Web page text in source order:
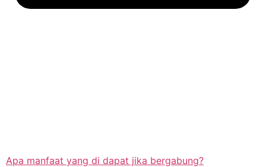
Apa manfaat yang di dapat jika bergabung?